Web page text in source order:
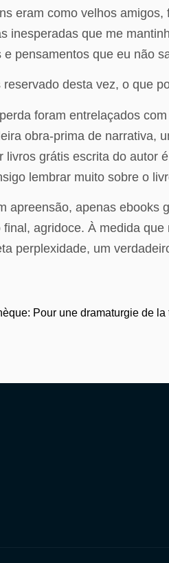
eram como velhos
inesperadas que me
e pensamentos que eu não
desta vez, o que
foram entrelaçados
obra-prima de narrativa,
livros grátis escrita do autor
lembrar muito sobre o
apreensão, apenas ebooks
agridoce. À medida
perplexidade, um